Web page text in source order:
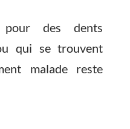
des dents
qui se trouvent
malade reste